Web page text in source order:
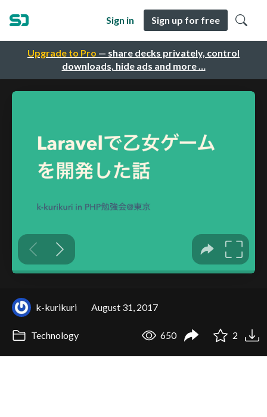
Upgrade to Pro — share decks privately, control
downloads, hide ads and more …
Sign in Sign up for free
k-kurikuri August 31, 2017
Technology 650 2